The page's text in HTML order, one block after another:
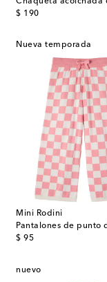
$ 190
original price
Nueva temporada
Mini Rodini
$ 95
original price
nuevo